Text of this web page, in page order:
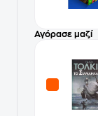
Αγόρασε μαζί